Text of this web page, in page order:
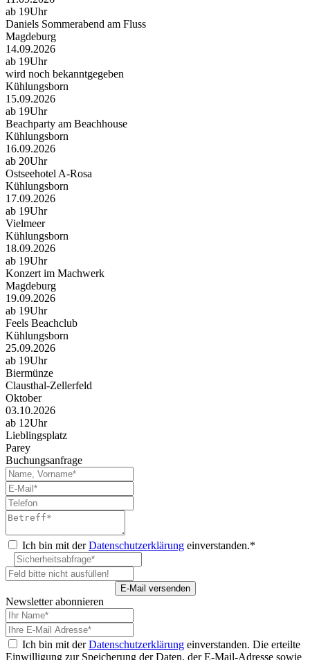
ab 19Uhr
Daniels Sommerabend am Fluss
Magdeburg
14.09.2026
ab 19Uhr
wird noch bekanntgegeben
Kühlungsborn
15.09.2026
ab 19Uhr
Beachparty am Beachhouse
Kühlungsborn
16.09.2026
ab 20Uhr
Ostseehotel A-Rosa
Kühlungsborn
17.09.2026
ab 19Uhr
Vielmeer
Kühlungsborn
18.09.2026
ab 19Uhr
Konzert im Machwerk
Magdeburg
19.09.2026
ab 19Uhr
Feels Beachclub
Kühlungsborn
25.09.2026
ab 19Uhr
Biermünze
Clausthal-Zellerfeld
Oktober
03.10.2026
ab 12Uhr
Lieblingsplatz
Parey
Buchungsanfrage
Ich bin mit derDatenschutzerklärung einverstanden.*
Newsletter abonnieren
Ich bin mit derDatenschutzerklärung einverstanden. Die erteilte
Einwilligung zur Speicherung der Daten, der E-Mail-Adresse sowie